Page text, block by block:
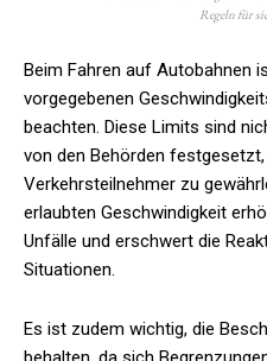
Regeln für
Beim Fahren auf Autobahnen
vorgegebenen
beachten. Diese Limits sind
von den Behörden
Verkehrsteilnehmer zu
erlaubten Geschwindigkeit
Unfälle und erschwert die
Situationen.
Es ist zudem wichtig, die